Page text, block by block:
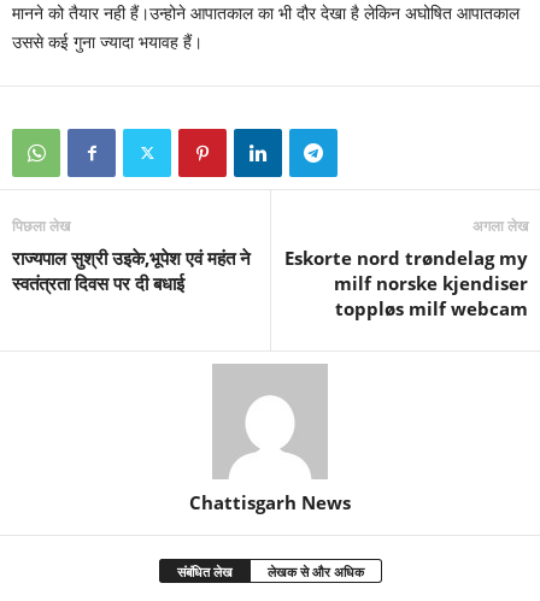
मानने को तैयार नही हैं।उन्होने आपातकाल का भी दौर देखा है लेकिन अघोषित आपातकाल
उससे कई गुना ज्यादा भयावह हैं।
पिछला लेख
राज्यपाल सुश्री उइके,भूपेश एवं महंत ने
स्वतंत्रता दिवस पर दी बधाई
अगला लेख
Eskorte nord trøndelag my
milf norske kjendiser
toppløs milf webcam
Chattisgarh News
संबंधित लेख लेखक से और अधिक